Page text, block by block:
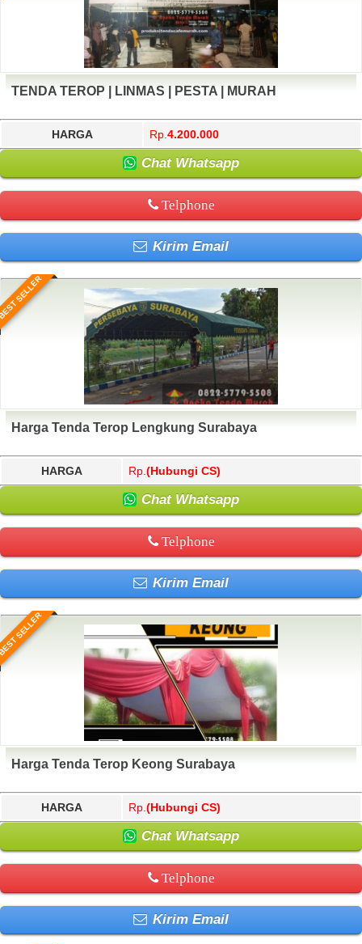
TENDA TEROP | LINMAS | PESTA | MURAH
HARGA Rp. 4.200.000
Chat Whatsapp
Telphone
Kirim Email
SELLER
Harga Tenda Terop Lengkung Surabaya
HARGA Rp. (Hubungi CS)
Chat Whatsapp
Telphone
Kirim Email
SELLER
Harga Tenda Terop Keong Surabaya
HARGA Rp. (Hubungi CS)
Chat Whatsapp
Telphone
Kirim Email